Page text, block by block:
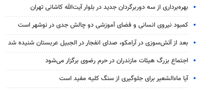
بهره‌برداری از سه دوربرگردان جدید در بلوار آیت‌الله کاشانی تهران
کمبود نیروی انسانی و فضای آموزشی دو چالش جدی در نوشهر است
بعد از آتش‌سوزی در آرامکو، صدای انفجار در الجبیل عربستان شنیده شد
اجتماع بزرگ هیئات مازندران در حرم رضوی برگزار می‌شود
آیا ماءالشعیر برای جلوگیری از سنگ کلیه مفید است